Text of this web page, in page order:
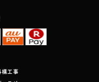
構工事